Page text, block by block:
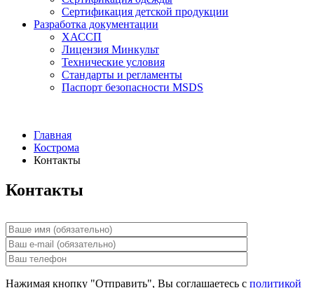
Сертификация детской продукции
Разработка документации
ХАССП
Лицензия Минкульт
Технические условия
Стандарты и регламенты
Паспорт безопасности MSDS
Главная
Кострома
Контакты
Контакты
Нажимая кнопку "Отправить", Вы соглашаетесь с политикой